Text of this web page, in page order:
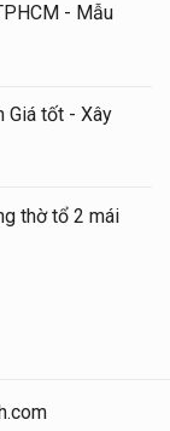
- Mẫu
Giá tốt - Xây
thờ tổ 2 mái